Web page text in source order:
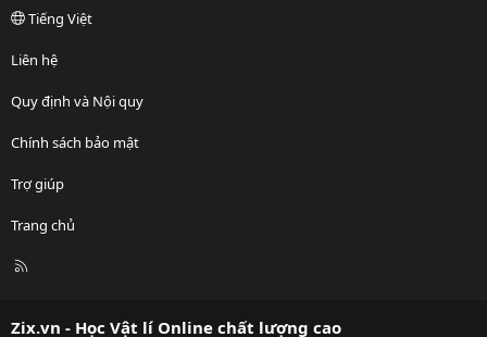
Tiếng Việt
Liên hệ
Quy định và Nội quy
Chính sách bảo mật
Trợ giúp
Trang chủ
R
Zix.vn - Học Vật lí Online chất lượng cao